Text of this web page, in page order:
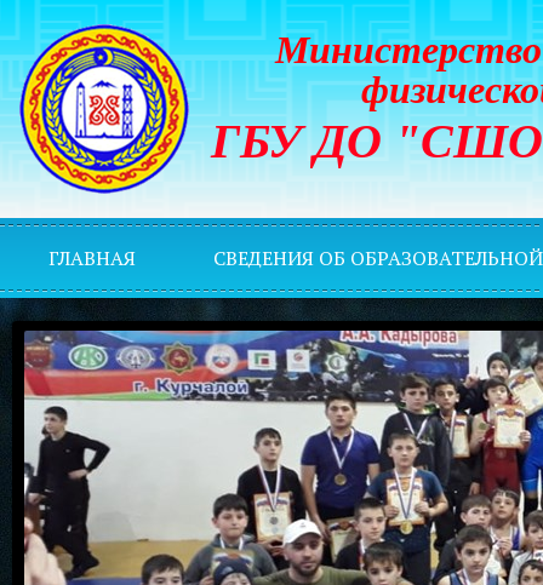
Министерство
ГБУ ДО "СШОР
ГЛАВНАЯ СВЕДЕНИЯ ОБ